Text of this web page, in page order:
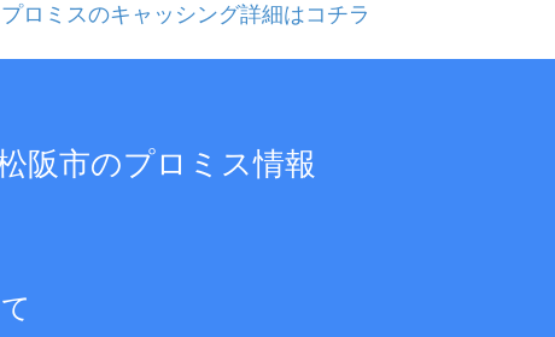
プロミスのキャッシング詳細はコチラ
阪市のプロミス情報